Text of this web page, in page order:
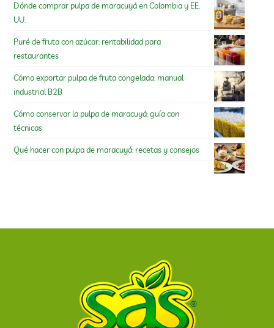
Dónde comprar pulpa de maracuyá en Colombia y EE.
UU.
Puré de fruta con azúcar: rentabilidad para
restaurantes
Cómo exportar pulpa de fruta congelada: manual
industrial B2B
Cómo conservar la pulpa de maracuyá: guía con
técnicas
Qué hacer con pulpa de maracuyá: recetas y consejos